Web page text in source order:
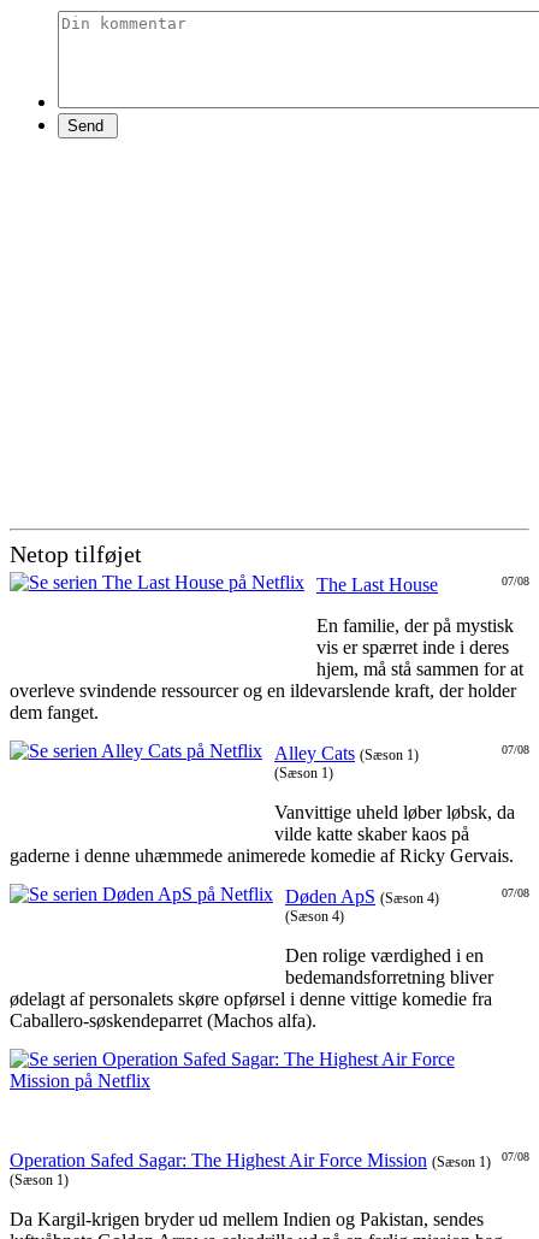
Netop tilføjet
07/08
The Last House
En familie, der på mystisk
vis er spærret inde i deres
hjem, må stå sammen for at
overleve svindende ressourcer og en ildevarslende kraft, der holder
dem fanget.
07/08
Alley Cats (Sæson 1)
(Sæson 1)
Vanvittige uheld løber løbsk, da
vilde katte skaber kaos på
gaderne i denne uhæmmede animerede komedie af Ricky Gervais.
07/08
Døden ApS (Sæson 4)
(Sæson 4)
Den rolige værdighed i en
bedemandsforretning bliver
ødelagt af personalets skøre opførsel i denne vittige komedie fra
Caballero-søskendeparret (Machos alfa).
07/08
Operation Safed Sagar: The Highest Air Force Mission (Sæson 1)
(Sæson 1)
Da Kargil-krigen bryder ud mellem Indien og Pakistan, sendes